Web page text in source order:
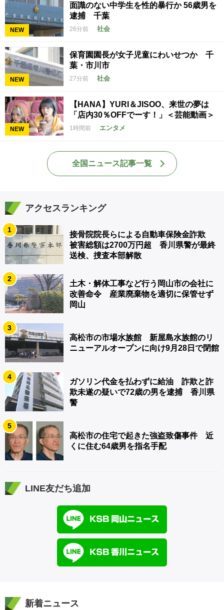
NEW
面識のない中学生を性的暴行か 56歳男を
逮捕 千葉
26分前 社会
NEW
保育園園長が女子児童にわいせつか 千
葉・市川市
27分前 社会
NEW
【HANA】YURI＆JISOO、来世の夢は
「店内30％OFFでーす！」＜芸能動画＞
1時間前 エンタメ
全国ニュース記事一覧
アクセスランキング
1
接骨院院長らによる自動車保険金詐欺
被害総額は2700万円超 香川県警が最終
送検、捜査本部解散
2
土木・解体工事など行う岡山市の会社に
改善命令 産業廃棄物を適切に保管せず
岡山
3
高松市の市場水族館 新屋島水族館のリ
ニューアルオープンに向け9月28日で閉館
4
ガソリン代金を払わずに給油 詐欺と詐
欺未遂の疑いで72歳の男を逮捕 香川県
警
5
高松市の住宅で起きた強盗致傷事件 近
くに住む64歳男を指名手配
LINE友だち追加
新着ニュース